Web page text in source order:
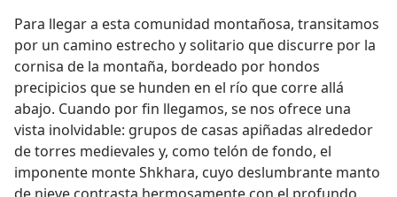
Para llegar a esta comunidad montañosa, transitamos
por un camino estrecho y solitario que discurre por la
cornisa de la montaña, bordeado por hondos
precipicios que se hunden en el río que corre allá
abajo. Cuando por fin llegamos, se nos ofrece una
vista inolvidable: grupos de casas apiñadas alrededor
de torres medievales y, como telón de fondo, el
imponente monte Shkhara, cuyo deslumbrante manto